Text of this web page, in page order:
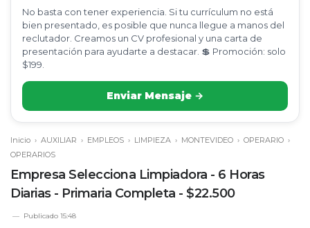
No basta con tener experiencia. Si tu currículum no está
bien presentado, es posible que nunca llegue a manos del
reclutador. Creamos un CV profesional y una carta de
presentación para ayudarte a destacar. 💲 Promoción: solo
$199.
Enviar Mensaje →
Inicio › AUXILIAR › EMPLEOS › LIMPIEZA › MONTEVIDEO › OPERARIO ›
OPERARIOS
Empresa Selecciona Limpiadora - 6 Horas
Diarias - Primaria Completa - $22.500
Publicado 15:48